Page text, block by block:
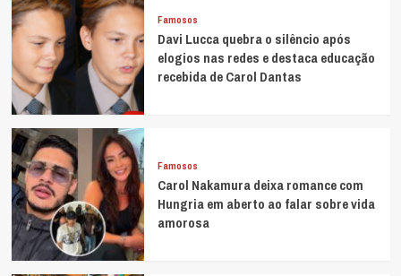
Famosos
Davi Lucca quebra o silêncio após
elogios nas redes e destaca educação
recebida de Carol Dantas
Famosos
Carol Nakamura deixa romance com
Hungria em aberto ao falar sobre vida
amorosa